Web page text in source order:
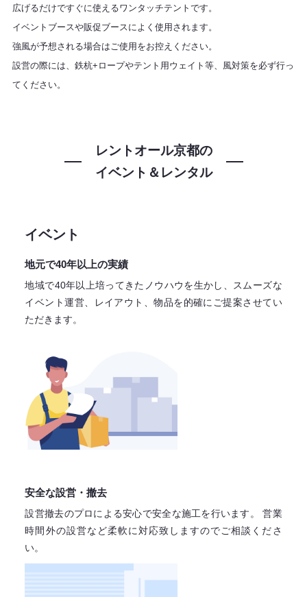
広げるだけですぐに使えるワンタッチテントです。
イベントブースや販促ブースによく使用されます。
強風が予想される場合はご使用をお控えください。
設営の際には、鉄杭+ロープやテント用ウェイト等、風対策を必ず行っ
てください。
レントオール京都の
イベント＆レンタル
イベント
地元で40年以上の実績
地域で40年以上培ってきたノウハウを生かし、スムーズな
イベント運営、レイアウト、物品を的確にご提案させてい
ただきます。
安全な設営・撤去
設営撤去のプロによる安心で安全な施工を行います。
営業
時間外の設営など柔軟に対応致しますのでご相談くださ
い。